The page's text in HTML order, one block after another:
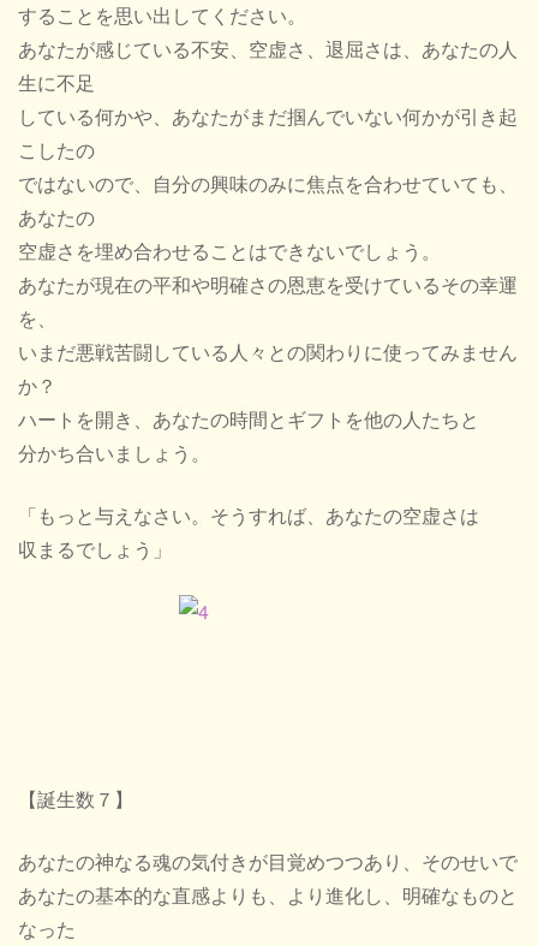
することを思い出してください。
あなたが感じている不安、空虚さ、退屈さは、あなたの人
生に不足
している何かや、あなたがまだ掴んでいない何かが引き起
こしたの
ではないので、自分の興味のみに焦点を合わせていても、
あなたの
空虚さを埋め合わせることはできないでしょう。
あなたが現在の平和や明確さの恩恵を受けているその幸運
を、
いまだ悪戦苦闘している人々との関わりに使ってみません
か？
ハートを開き、あなたの時間とギフトを他の人たちと
分かち合いましょう。
「もっと与えなさい。そうすれば、あなたの空虚さは
収まるでしょう」
【誕生数７】
あなたの神なる魂の気付きが目覚めつつあり、そのせいで
あなたの基本的な直感よりも、より進化し、明確なものと
なった